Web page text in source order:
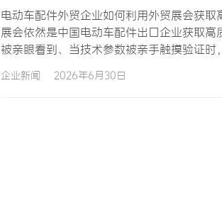
电动车配件外贸企业如何利用外贸展会获
展会依然是中国电动车配件出口企业获取
被亲眼看到、当技术参数被亲手触摸验证
谈中建立的个人信任，更是后续订单合作
企业新闻 2026年6月30日